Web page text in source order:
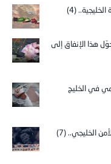
(4)
هذا الإنفاق إلى
في الخليج
الخليجي.. (7)